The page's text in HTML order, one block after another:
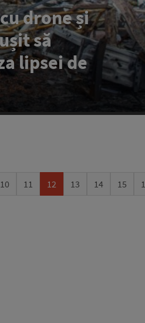
drone și
să
lipsei de
10 11 12 13 14 15